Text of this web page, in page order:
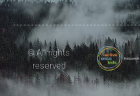
© All rights
reserved